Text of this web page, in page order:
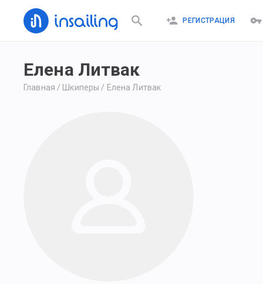
РЕГИСТРАЦИЯ
Елена Литвак
Главная / Шкиперы / Елена Литвак